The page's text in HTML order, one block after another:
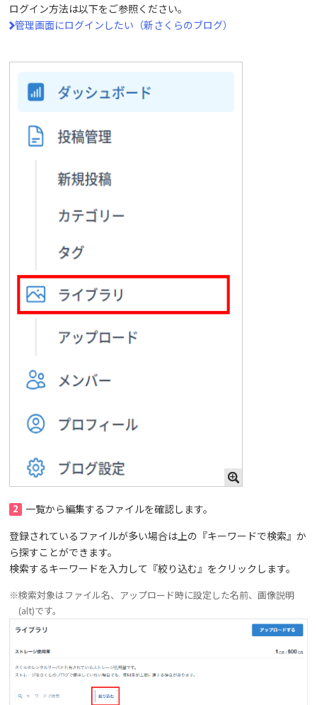
ログイン方法は以下をご参照ください。
管理画面にログインしたい（新さくらのブログ）
2
一覧から編集するファイルを確認します。
登録されているファイルが多い場合は上の『キーワードで検索』か
ら探すことができます。
検索するキーワードを入力して『絞り込む』をクリックします。
※検索対象はファイル名、アップロード時に設定した名前、画像説明
(alt)です。